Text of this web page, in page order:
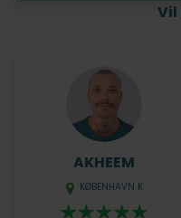
Vil
AKHEEM
KØBENHAVN K